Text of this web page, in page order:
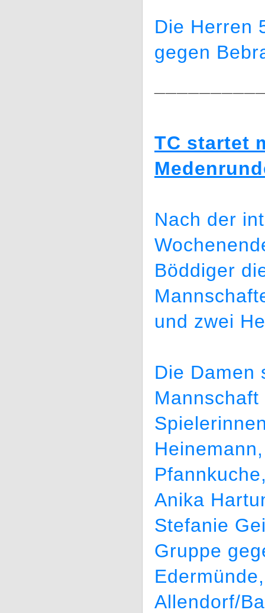
Die Herren
gegen
TC startet
Nach der
Böddiger
und zwei
Die Damen
Anika
Stefanie
Gruppe
Allendorf/